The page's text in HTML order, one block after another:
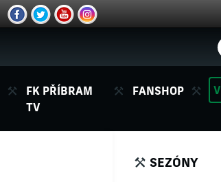
FK PŘÍBRAM
TV
FANSHOP
SEZÓNY